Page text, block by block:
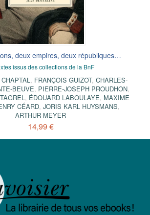
deux empires, deux républiques…
issus des collections de la BnF
, FRANÇOIS GUIZOT, CHARLES-
BEUVE, PIERRE-JOSEPH PROUDHON,
, ÉDOUARD LABOULAYE, MAXIME
CÉARD, JORIS KARL HUYSMANS,
ARTHUR MEYER
14,99 €